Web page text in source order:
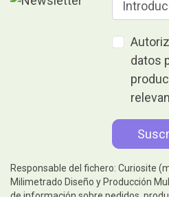
datos
Responsable del fichero: Curiosite
Milimetrado Diseño y Producción